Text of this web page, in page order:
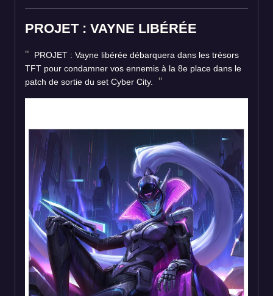
PROJET : VAYNE LIBÉRÉE
PROJET : Vayne libérée débarquera dans les trésors
TFT pour condamner vos ennemis à la 8e place dans le
patch de sortie du set Cyber City.